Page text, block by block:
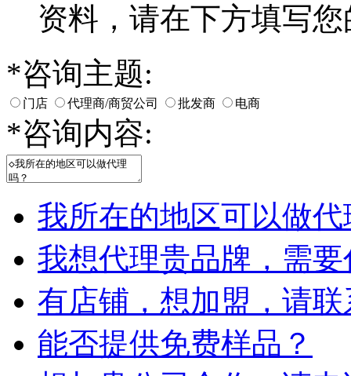
资料，请在下方填写
*咨询主题:
门店 代理商/商贸公司 批发商 电商
*咨询内容:
我所在的地区可以做
我想代理贵品牌，需
有店铺，想加盟，请
能否提供免费样品？